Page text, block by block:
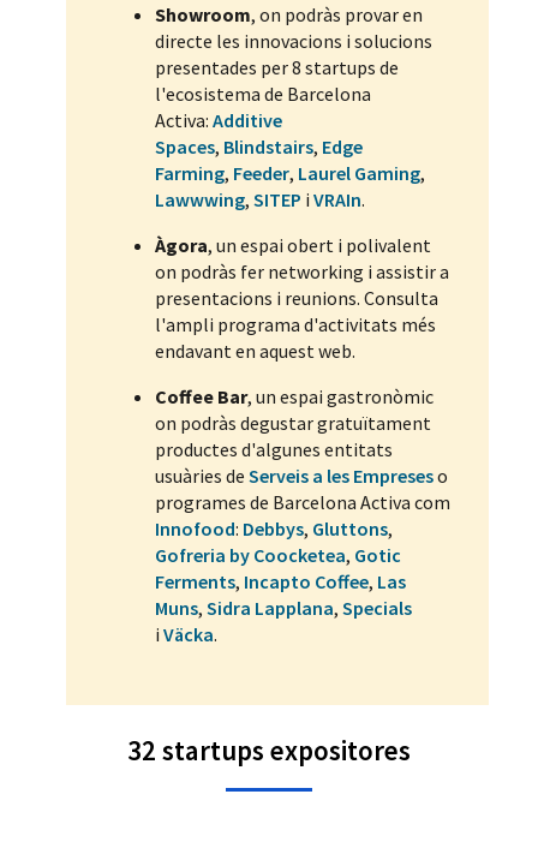
Showroom, on podràs provar en
directe les innovacions i solucions
presentades per 8 startups de
l'ecosistema de Barcelona
Activa: Additive
Spaces, Blindstairs, Edge
Farming, Feeder, Laurel Gaming,
Lawwwing, SITEP i VRAIn.
Àgora, un espai obert i polivalent
on podràs fer networking i assistir a
presentacions i reunions. Consulta
l'ampli programa d'activitats més
endavant en aquest web.
Coffee Bar, un espai gastronòmic
on podràs degustar gratuïtament
productes d'algunes entitats
usuàries de Serveis a les Empreseso
programes de Barcelona Activa com
Innofood: Debbys, Gluttons,
Gofreria by Coocketea, Gotic
Ferments, Incapto Coffee, Las
Muns, Sidra Lapplana, Specials
i Väcka.
32 startups expositores